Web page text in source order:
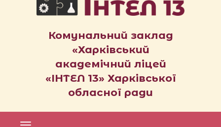
Комунальний заклад
«Харківський
академічний ліцей
«ІНТЕЛ 13» Харківської
обласної ради